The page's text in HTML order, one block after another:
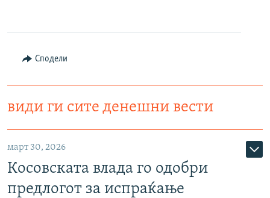
Сподели
види ги сите денешни вести
март 30, 2026
Косовската влада го одобри
предлогот за испраќање